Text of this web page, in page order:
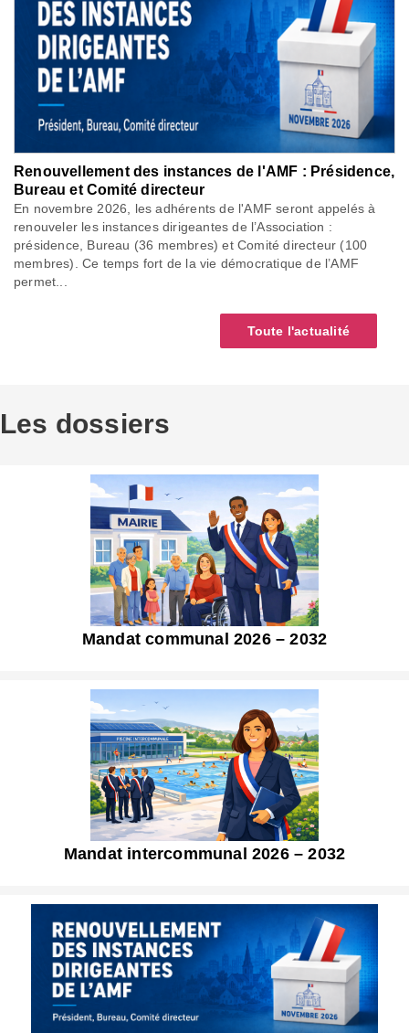
Renouvellement des instances de l'AMF : Présidence,
Bureau et Comité directeur
En novembre 2026, les adhérents de l'AMF seront appelés à
renouveler les instances dirigeantes de l’Association :
présidence, Bureau (36 membres) et Comité directeur (100
membres). Ce temps fort de la vie démocratique de l’AMF
permet...
Toute l'actualité
Les dossiers
Mandat communal 2026 – 2032
Mandat intercommunal 2026 – 2032